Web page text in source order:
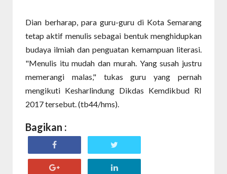
Dian berharap, para guru-guru di Kota Semarang
tetap aktif menulis sebagai bentuk menghidupkan
budaya ilmiah dan penguatan kemampuan literasi.
"Menulis itu mudah dan murah. Yang susah justru
memerangi malas," tukas guru yang pernah
mengikuti Kesharlindung Dikdas Kemdikbud RI
2017 tersebut. (tb44/hms).
Bagikan :